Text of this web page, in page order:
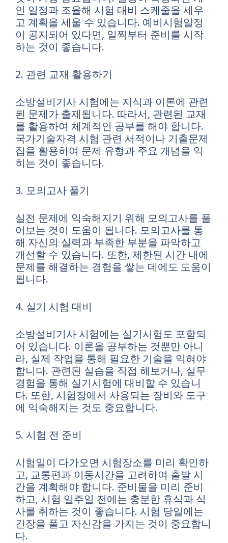
인 일정과 조율해 시험 대비 스케줄을 세우
고 계획을 세울 수 있습니다. 예비시험일정
이 공지되어 있다면, 일찍부터 준비를 시작
하는 것이 좋습니다.
2. 관련 교재 활용하기
소방설비기사 시험에는 지식과 이론에 관련
된 문제가 출제됩니다. 따라서, 관련된 교재
를 활용하여 체계적인 공부를 해야 합니다.
국가기술자격 시험 관련 서적이나 기출문제
집을 활용하여 문제 유형과 주요 개념을 익
히는 것이 좋습니다.
3. 모의고사 풀기
실전 문제에 익숙해지기 위해 모의고사를 풀
어보는 것이 도움이 됩니다. 모의고사를 통
해 자신의 실력과 부족한 부분을 파악하고
개선할 수 있습니다. 또한, 제한된 시간 내에
문제를 해결하는 경험을 쌓는 데에도 도움이
됩니다.
4. 실기 시험 대비
소방설비기사 시험에는 실기시험도 포함되
어 있습니다. 이론을 공부하는 것뿐만 아니
라, 실제 작업을 통해 필요한 기술을 익혀야
합니다. 관련된 실습을 직접 해보거나, 실무
경험을 통해 실기시험에 대비할 수 있습니
다. 또한, 시험장에서 사용되는 장비와 도구
에 익숙해지는 것도 중요합니다.
5. 시험 전 준비
시험일이 다가오면 시험장소를 미리 확인하
고, 교통편과 이동시간을 고려하여 출발 시
간을 계획해야 합니다. 준비물을 미리 준비
하고, 시험 일주일 전에는 충분한 휴식과 식
사를 취하는 것이 좋습니다. 시험 당일에는
긴장을 풀고 자신감을 가지는 것이 중요합니
다.